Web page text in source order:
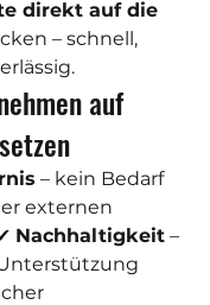
direkt auf die
– schnell,
auf
– kein Bedarf
externen
Nachhaltigkeit –